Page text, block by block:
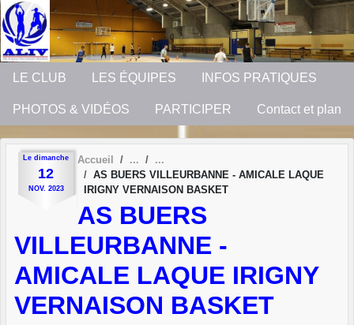
LE CLUB LES ÉQUIPES INFOS PRATIQUES
PHOTOS & VIDÉOS PARTICIPER Contact et plan
Le dimanche
12
NOV. 2023
Accueil
AS BUERS VILLEURBANNE - AMICALE LAQUE
IRIGNY VERNAISON BASKET
AS BUERS
VILLEURBANNE -
AMICALE LAQUE IRIGNY
VERNAISON BASKET
Panneau de gestion des cookies